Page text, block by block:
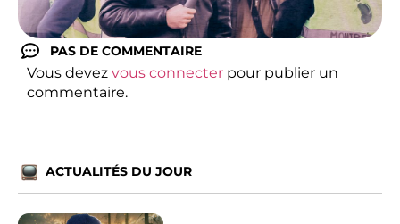
PAS DE COMMENTAIRE
Vous devez vous connecter pour publier un
commentaire.
ACTUALITÉS DU JOUR